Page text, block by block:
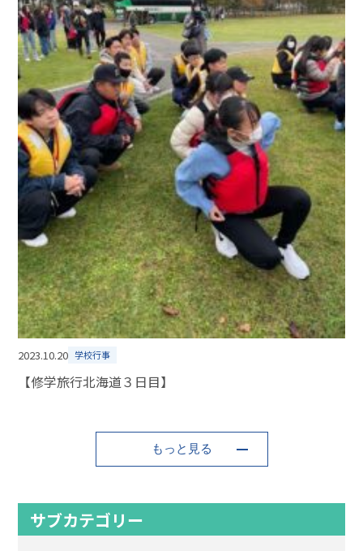
2023.10.20 学校行事
【修学旅行北海道３日目】
もっと見る
サブカテゴリー